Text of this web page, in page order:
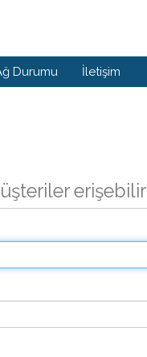
Durumu İletişim
erişebilir